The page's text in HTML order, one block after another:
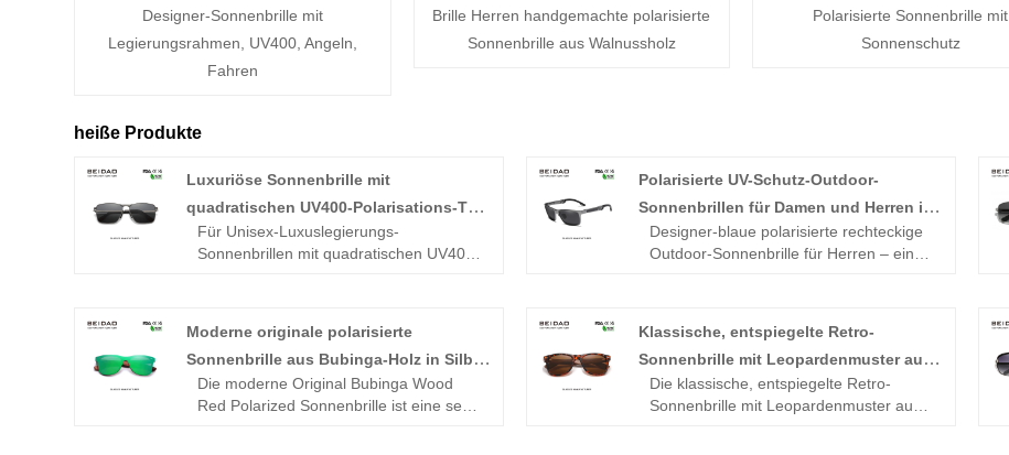
Designer-Sonnenbrille mit
Legierungsrahmen, UV400, Angeln,
Fahren
Brille Herren handgemachte polarisierte
Sonnenbrille aus Walnussholz
Polarisierte Sonnenbrille mit
Sonnenschutz
heiße Produkte
Luxuriöse Sonnenbrille mit
quadratischen UV400-Polarisations-TAC-
Gläsern aus Legierung
Für Unisex-Luxuslegierungs-
Sonnenbrillen mit quadratischen UV400-
Stammkundenlisten
Merkmale:
-TAC polarisierte Gläser mit UV400-
Schutz für klare Sicht und effektive
Polarisierte UV-Schutz-Outdoor-
Sonnenbrillen für Damen und Herren im
Großhandel
Designer-blaue polarisierte rechteckige
Outdoor-Sonnenbrille für Herren – eine
Produkt ist einfach und exquisit und das
Verkaufsvolumen gehört zu den besten
in der Fabrik Eigenschaften:
-Elastisches Brillenbein, ±30°elastischer
Moderne originale polarisierte
Sonnenbrille aus Bubinga-Holz in Silber
zum Fahren
Die moderne Original Bubinga Wood
Red Polarized Sonnenbrille ist eine sehr
Klassische, entspiegelte Retro-
Sonnenbrille mit Leopardenmuster aus
Walnussholz
Die klassische, entspiegelte Retro-
Sonnenbrille mit Leopardenmuster aus